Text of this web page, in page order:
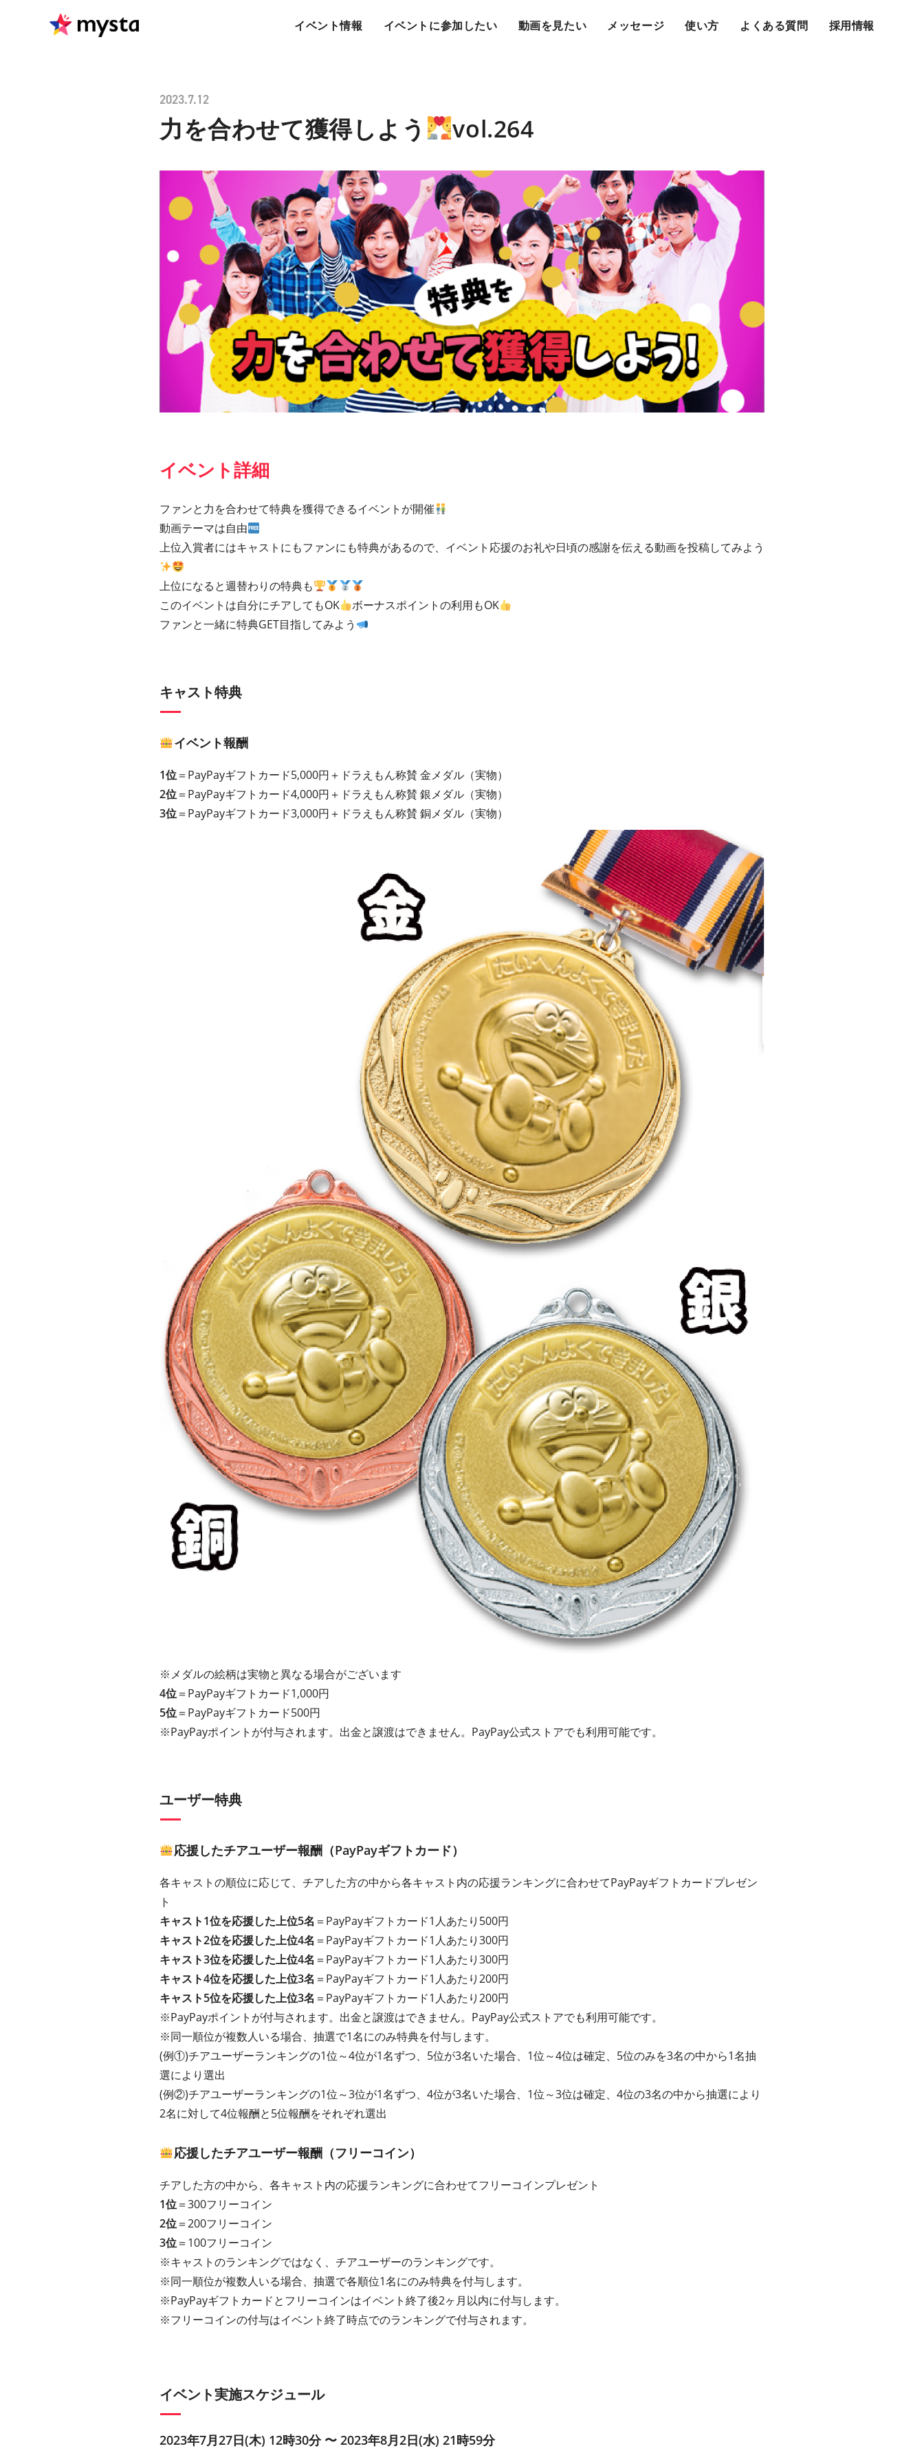
イベント情報 イベントに参加したい 動画を見たい メッセージ 使い方 よくある質問 採用情報
2023.7.12
力を合わせて獲得しよう vol.264
イベント詳細
ファンと力を合わせて特典を獲得できるイベントが開催
動画テーマは自由
上位入賞者にはキャストにもファンにも特典があるので、イベント応援のお礼や日頃の感謝を伝える動画を投稿してみよう
上位になると週替わりの特典も
このイベントは自分にチアしてもOK
ボーナスポイントの利用もOK
ファンと一緒に特典GET目指してみよう
キャスト特典
イベント報酬
1位＝PayPayギフトカード5,000円＋ドラえもん称賛 金メダル（実物）
2位＝PayPayギフト カード4,000円＋ドラえもん称賛 銀メダル（実物）
3位＝PayPayギフト カード3,000円＋ドラえもん称賛 銅メダル（実物）
※メダルの絵柄は実物と異なる場合がございます
4位＝PayPayギフト カード1,000円
5位＝PayPayギフト カード500円
※PayPayポイントが付与されます。出金と譲渡はできません。PayPay公式ストアでも利用可能です。
ユーザー特典
応援したチアユーザー報酬（PayPayギフトカード）
各キャストの順位に応じて、チアした方の中から各キャスト内の応援ランキングに合わせてPayPayギフトカードプレゼン
ト
キャスト1位を応援した上位5名 ＝PayPayギフトカード1人あたり500円
キャスト2位を応援した上位4名 ＝PayPayギフトカード1人あたり300円
キャスト3位を応援した上位4名 ＝PayPayギフトカード1人あたり300円
キャスト4位を応援した上位3名 ＝PayPayギフトカード1人あたり200円
キャスト5位を応援した上位3名 ＝PayPayギフトカード1人あたり200円
※PayPayポイントが付与されます。出金と譲渡はできません。PayPay公式ストアでも利用可能です。
※同一順位が複数人いる場合、抽選で1名にのみ特典を付与します。
(例①)チアユーザーランキングの1位～4位が1名ずつ、5位が3名いた場合、1位～4位は確定、5位のみを3名の中から1名抽
選により選出
(例②)チアユーザーランキングの1位～3位が1名ずつ、4位が3名いた場合、1位～3位は確定、4位の3名の中から抽選により
2名に対して4位報酬と5位報酬をそれぞれ選出
応援したチアユーザー報酬（フリーコイン）
チアした方の中から、各キャスト内の応援ランキングに合わせてフリーコインプレゼント
1位＝300フリーコイン
2位＝200フリーコイン
3位＝100フリーコイン
※キャストのランキングではなく、チアユーザーのランキングです。
※同一順位が複数人いる場合、抽選で各順位1名にのみ特典を付与します。
※PayPayギフトカードとフリーコインはイベント終了後2ヶ月以内に付与します。
※フリーコインの付与はイベント終了時点でのランキングで付与されます。
イベント実施スケジュール
2023年7月27日(木) 12時30分 〜 2023年8月2日(水) 21時59分